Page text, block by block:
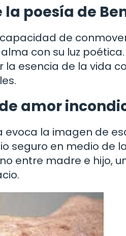
poesía de
de
con su luz
esencia de la vida
amor
evoca la imagen de
seguro en medio de
entre madre e hijo,